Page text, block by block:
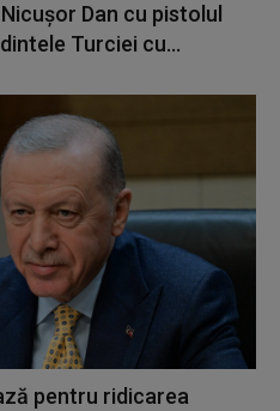
Dan cu pistolul
Turciei cu...
pentru ridicarea